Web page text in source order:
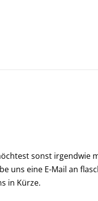
sonst irgendwie
uns eine E-Mail an
in Kürze.